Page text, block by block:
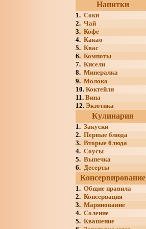
Напитки
1. Соки
2. Чай
3. Кофе
4. Какао
5. Квас
6. Компоты
7. Кисели
8. Минералка
9. Молоко
10. Коктейли
11. Вина
12. Экзотика
Кулинария
1. Закуски
2. Первые блюда
3. Вторые блюда
4. Соусы
5. Выпечка
6. Десерты
Консервирование
1. Общие правила
2. Консервация
3. Маринование
4. Соление
5. Квашение